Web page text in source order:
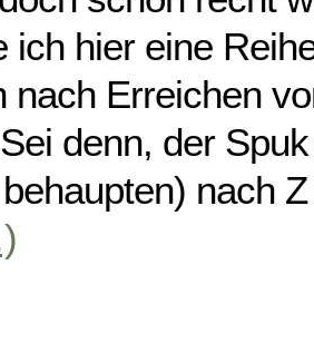
ich hier eine
nach Erreichen
denn, der
nach